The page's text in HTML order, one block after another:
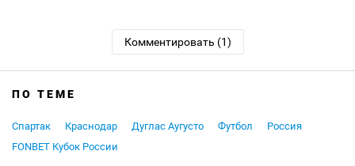
Комментировать (1)
ПО ТЕМЕ
Спартак Краснодар Дуглас Аугусто Футбол
Россия
FONBET Кубок России